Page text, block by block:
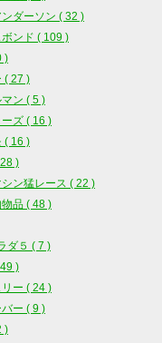
ダーソン ( 32 )
ンド ( 109 )
)
( 27 )
ン ( 5 )
ズ ( 16 )
( 16 )
)
ン猛レース ( 22 )
品 ( 48 )
ダ５ ( 7 )
)
リー ( 24 )
バー ( 9 )
)